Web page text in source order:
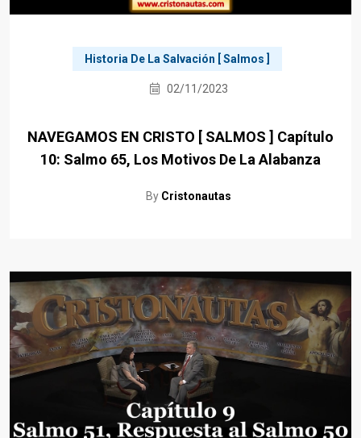
Historia De La Salvación [ Salmos ]
02/11/2023
NAVEGAMOS EN CRISTO [ SALMOS ] Capítulo
10: Salmo 65, Los Motivos De La Alabanza
By Cristonautas